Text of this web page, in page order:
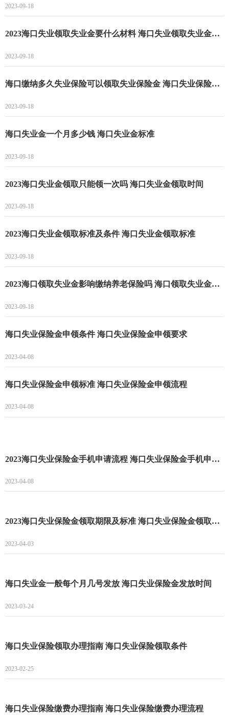
2023-09-18
2023海口失业领取失业金要什么材料 海口失业领取失业金要求
2023-09-18
海口缴纳多久失业保险可以领取失业保险金 海口失业保险金申请要求
2023-09-18
海口失业金一个月多少钱 海口失业金标准
2023-09-18
2023海口失业金领取只能领一次吗 海口失业金领取时间
2023-09-18
2023海口失业金领取标准及条件 海口失业金领取标准
2023-09-18
2023海口领取失业金影响缴纳养老保险吗 海口领取失业金会不会缴纳养老保险
2023-09-18
海口失业保险金申领条件 海口失业保险金申领要求
2023-04-08
海口失业保险金申领标准 海口失业保险金申领流程
2023-04-08
2023海口失业保险金手机申请流程 海口失业保险金手机申请指南
2023-04-08
2023海口失业保险金领取期限及标准 海口失业保险金领取期限
2023-04-03
海口失业金一般每个月几号发放 海口失业保险金发放时间
2023-03-24
海口失业保险领取办理指南 海口失业保险领取条件
2023-02-25
海口失业保险缴费办理指南 海口失业保险缴费办理流程